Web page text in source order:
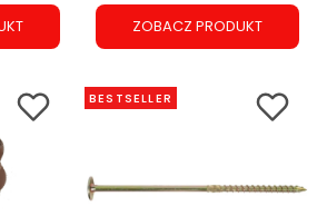
ZOBACZ PRODUKT
BESTSELLER